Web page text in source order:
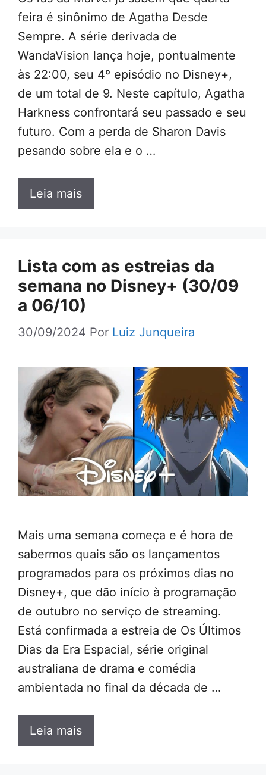
feira é sinônimo de Agatha Desde
Sempre. A série derivada de
WandaVision lança hoje, pontualmente
às 22:00, seu 4º episódio no Disney+,
de um total de 9. Neste capítulo, Agatha
Harkness confrontará seu passado e seu
futuro. Com a perda de Sharon Davis
pesando sobre ela e o …
Leia mais
Lista com as estreias da
semana no Disney+ (30/09
a 06/10)
30/09/2024 Por Luiz Junqueira
Mais uma semana começa e é hora de
sabermos quais são os lançamentos
programados para os próximos dias no
Disney+, que dão início à programação
de outubro no serviço de streaming.
Está confirmada a estreia de Os Últimos
Dias da Era Espacial, série original
australiana de drama e comédia
ambientada no final da década de …
Leia mais